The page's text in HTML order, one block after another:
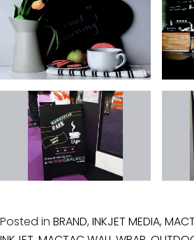
Posted in BRAND, INKJET MEDIA,